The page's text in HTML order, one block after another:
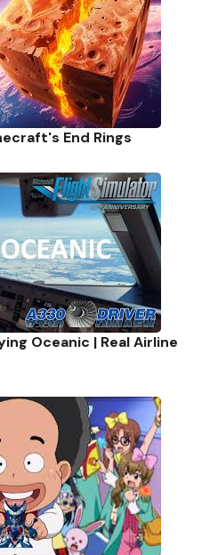
End Rings
Oceanic | Real Airline